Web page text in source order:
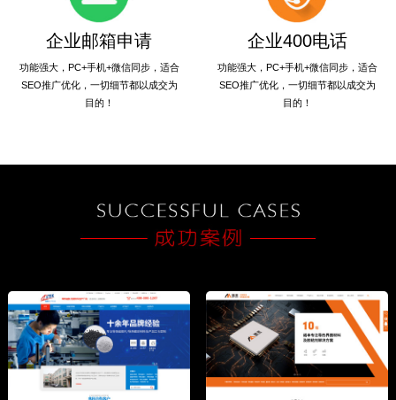
企业邮箱申请
功能强大，PC+手机+微信同步，适合
SEO推广优化，一切细节都以成交为
目的！
企业400电话
功能强大，PC+手机+微信同步，适合
SEO推广优化，一切细节都以成交为
目的！